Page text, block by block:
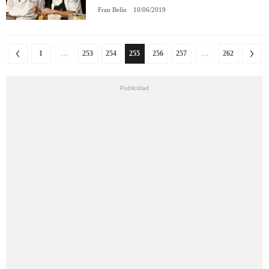
Fran Belín 10/06/2019
1 … 253 254 255 256 257 … 262